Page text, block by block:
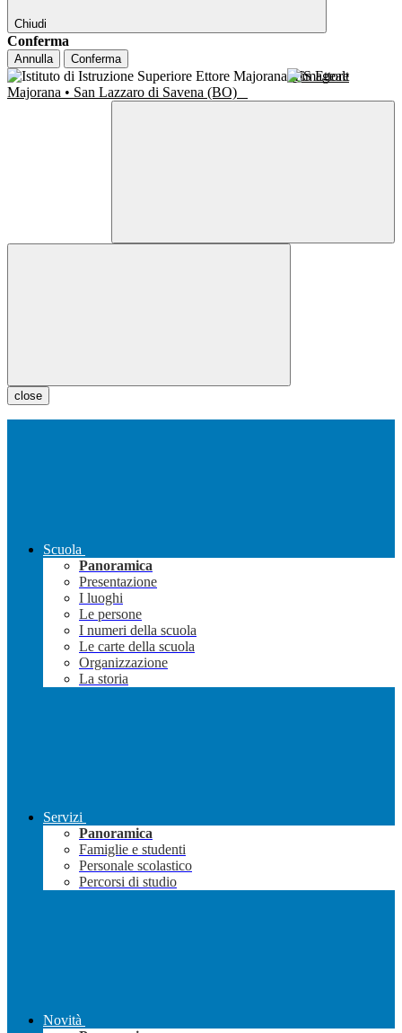
Chiudi
Conferma
Annulla Conferma
IIS Ettore
Majorana • San Lazzaro di Savena (BO)
close
Scuola
Panoramica
Presentazione
I luoghi
Le persone
I numeri della scuola
Le carte della scuola
Organizzazione
La storia
Servizi
Panoramica
Famiglie e studenti
Personale scolastico
Percorsi di studio
Novità